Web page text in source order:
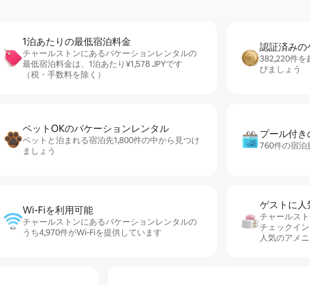
1泊あたりの最⁠低⁠宿⁠泊⁠料⁠金
チャールストンにあるバケーションレンタルの
最低宿泊料金は、1泊あたり¥1,578 JPYです
（税・手数料を除く）
認証済みの
382,220件を
びましょう
ペットOKのバ⁠ケ⁠ー⁠シ⁠ョ⁠ンレ⁠ン⁠タ⁠ル
ペットと泊まれる宿泊先1,800件の中から見つけ
ましょう
プール付
760件の宿泊
Wi-Fiを利⁠用⁠可⁠能
チャールストンにあるバケーションレンタルの
うち4,970件がWi-Fiを提供しています
ゲストに
チャールス
チ⁠ェ⁠ッ⁠ク⁠イ⁠
人気のアメ